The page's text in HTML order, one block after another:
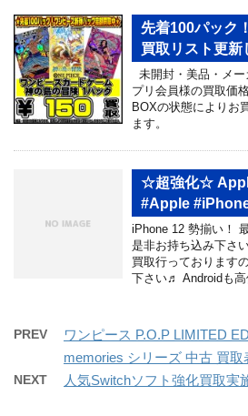
先着100パック
買取リスト更新
未開封・美品・メ
プリ会員様の買取価
BOXの状態によりお
ます。
☆超強化☆
#Apple
iPhone 12 勢揃い！
是非お持ち込み下さ
買取行っております
下さい♬ Androidも高
PREV
ワンピース P.O.P LIMITED
memories シリーズ 中古 買取
NEXT 人気Switchソフト強化買取実